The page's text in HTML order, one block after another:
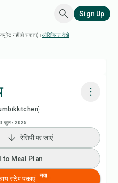
Sign Up
नहीं हो सकता)। ओरिजिनल देखें·
3 जुल॰ 2025
वीडियो देखें
to Meal Plan
रेसिपी पर जाएं
to Meal Plan
स्टेप पकाएं नया